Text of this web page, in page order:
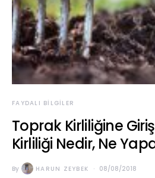
FAYDALI BILGILER
Toprak Kirliliğine Giriş
Kirliliği Nedir, Ne
By HARUN ZEYBEK 08/08/2018